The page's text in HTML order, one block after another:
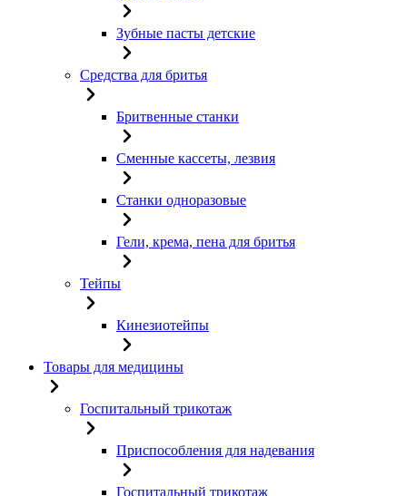
Зубные пасты детские
Средства для бритья
Бритвенные станки
Сменные кассеты, лезвия
Станки одноразовые
Гели, крема, пена для бритья
Тейпы
Кинезиотейпы
Товары для медицины
Госпитальный трикотаж
Приспособления для надевания
Госпитальный трикотаж